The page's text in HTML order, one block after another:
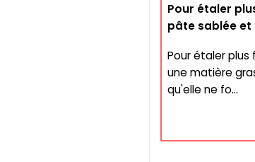
Pour étaler
pâte sablée et
Pour étaler plus
une matière
qu'elle ne fo...